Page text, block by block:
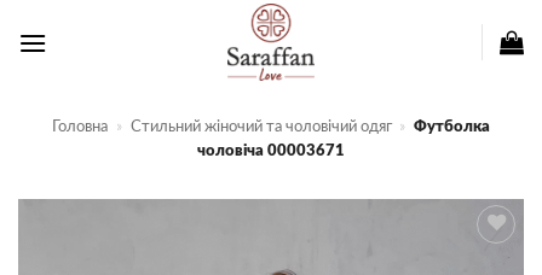
Головна » Стильний жіночий та чоловічий одяг » Футболка
чоловіча 00003671